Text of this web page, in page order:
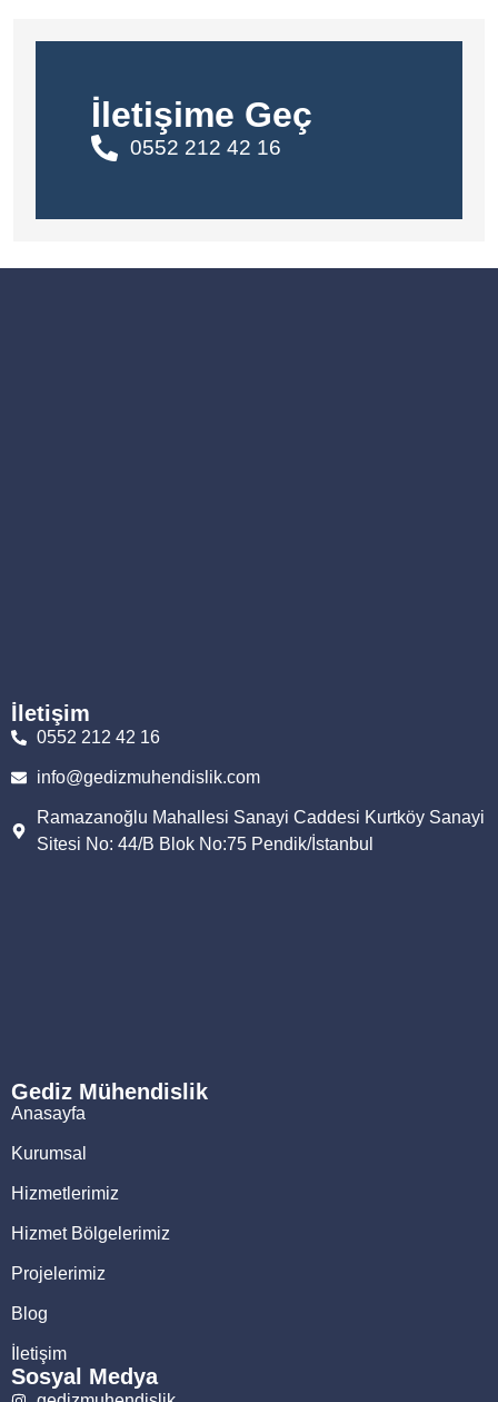
İletişime Geç
0552 212 42 16
İletişim
0552 212 42 16
info@gedizmuhendislik.com
Ramazanoğlu Mahallesi Sanayi Caddesi Kurtköy Sanayi
Sitesi No: 44/B Blok No:75 Pendik/İstanbul
Gediz Mühendislik
Anasayfa
Kurumsal
Hizmetlerimiz
Hizmet Bölgelerimiz
Projelerimiz
Blog
İletişim
Sosyal Medya